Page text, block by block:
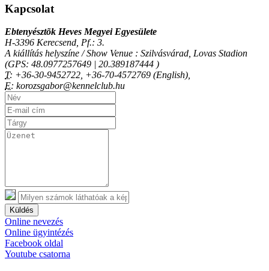
Kapcsolat
Ebtenyésztõk Heves Megyei Egyesülete
H-3396 Kerecsend, Pf.: 3.
A kiállítás helyszíne / Show Venue : Szilvásvárad, Lovas Stadion
(GPS: 48.0977257649 | 20.389187444 )
T: +36-30-9452722, +36-70-4572769 (English),
E: korozsgabor@kennelclub.hu
Küldés
Online nevezés
Online ügyintézés
Facebook oldal
Youtube csatorna